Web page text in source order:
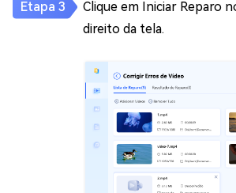
Clique em Iniciar Reparo
direito da tela.